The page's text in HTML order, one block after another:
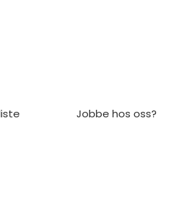
Jobbe hos oss?